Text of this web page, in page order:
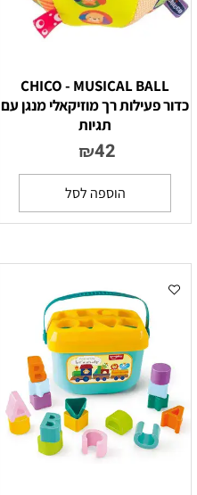
CHICO - MUSICAL BALL
כדור פעילות רך מוזיקאלי מנגן עם
תגיות
₪42
הוספה לסל